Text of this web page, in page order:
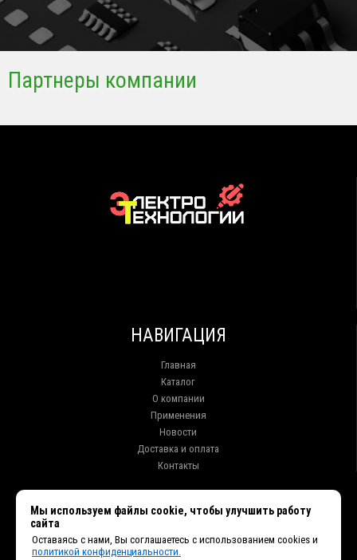
Партнеры компании
НАВИГАЦИЯ
Главная
Каталог
О компании
Применения
Новости
Доставка и оплата
Контакты
+7 (914) 010-76-83, 8 (3952) 93-27-93 - Отдел продаж
+7 (950) 075-85-99 - Техническая поддержка
Мы используем файлы cookie, чтобы улучшить работу
сайта
Оставаясь с нами, Вы соглашаетесь с использованием cookies и
политикой конфиденциальности.